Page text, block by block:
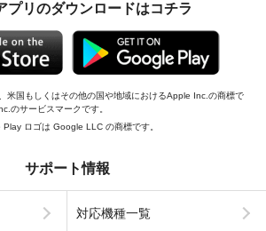
プリのダウンロードはコチラ
米国もしくはその他の国や地域におけるApple Inc.の商標で
のサービスマークです。
ロゴは Google LLC の商標です。
サポート情報
対応機種一覧